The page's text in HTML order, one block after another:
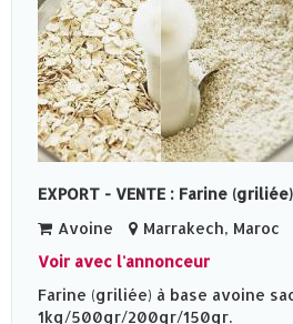
EXPORT - VENTE : Farine
Avoine
Marrakech, Maroc
Voir avec l'annonceur
Farine (griliée) à base avoine
1kg/500gr/200gr/150gr.